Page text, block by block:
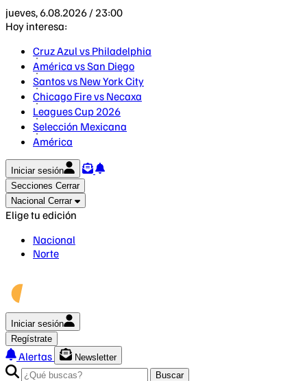
jueves, 6.08.2026 / 23:00
Hoy interesa:
Cruz Azul vs Philadelphia
América vs San Diego
Santos vs New York City
Chicago Fire vs Necaxa
Leagues Cup 2026
Selección Mexicana
América
Iniciar sesión
Secciones Cerrar
Nacional Cerrar
Elige tu edición
Nacional
Norte
Iniciar sesión
Regístrate
Alertas
Newsletter
Buscar